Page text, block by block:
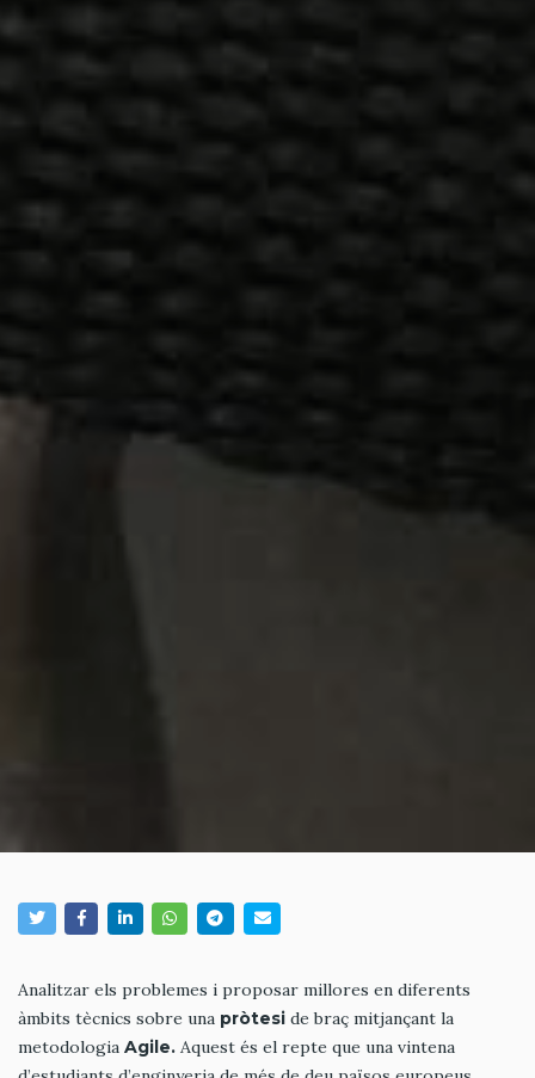
Analitzar els problemes i proposar millores en diferents
àmbits tècnics sobre una pròtesi de braç mitjançant la
metodologia Agile. Aquest és el repte que una vintena